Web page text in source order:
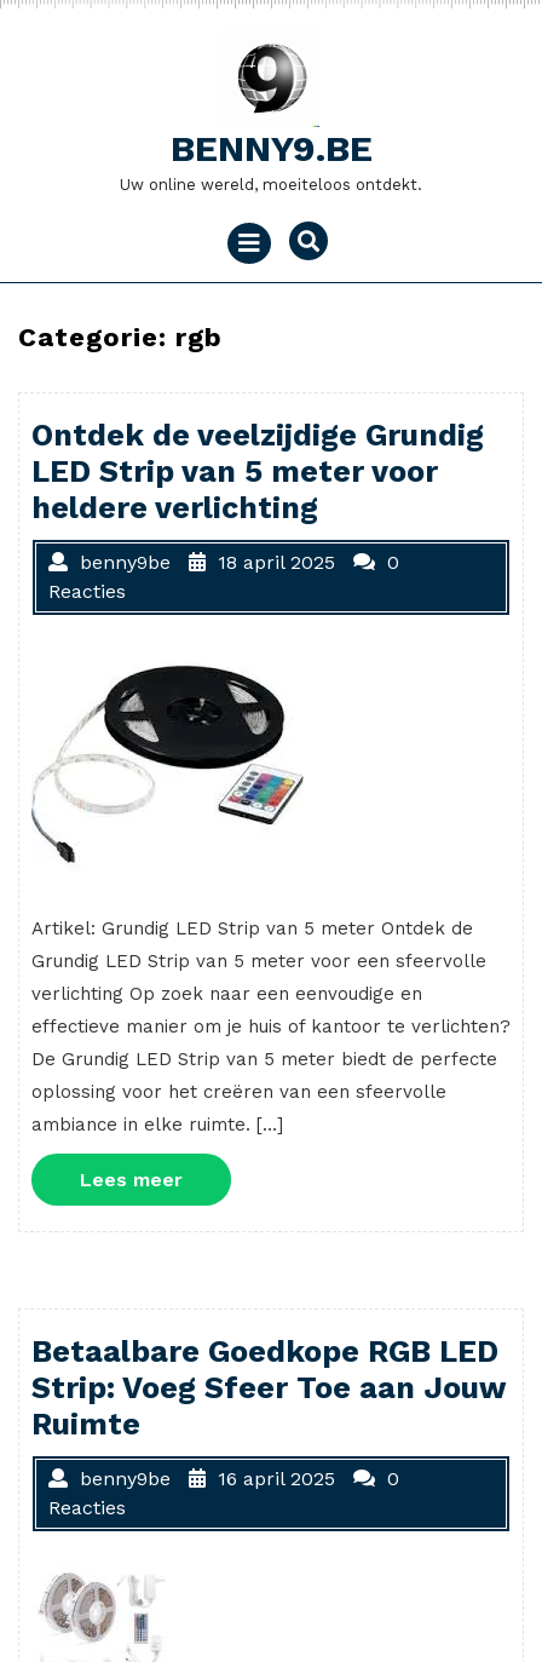
Naar
BENNY9.BE
Uw online wereld, moeiteloos ontdekt.
Menu
openen
Categorie: rgb
Ontdek de veelzijdige Grundig
LED Strip van 5 meter voor
heldere verlichting
benny9be 18 april 2025
0
Reacties
Artikel: Grundig LED Strip van 5 meter Ontdek de
Grundig LED Strip van 5 meter voor een sfeervolle
verlichting Op zoek naar een eenvoudige en
effectieve manier om je huis of kantoor te verlichten?
De Grundig LED Strip van 5 meter biedt de perfecte
oplossing voor het creëren van een sfeervolle
ambiance in elke ruimte. […]
Lees meerLees
meer
Betaalbare Goedkope RGB LED
Strip: Voeg Sfeer Toe aan Jouw
Ruimte
benny9be 16 april 2025
0
Reacties